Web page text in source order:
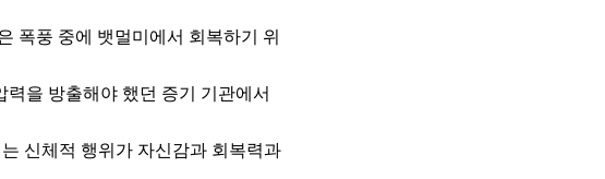
폭풍 중에 뱃멀미에서 회복하기 위
을 방출해야 했던 증기 기관에서
신체적 행위가 자신감과 회복력과